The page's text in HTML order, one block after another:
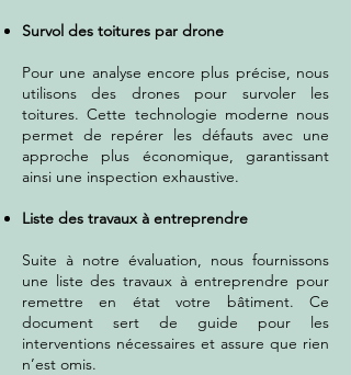
Survol des toitures par drone
Pour une analyse encore plus précise, nous
utilisons des drones pour survoler les
toitures. Cette technologie moderne nous
permet de repérer les défauts avec une
approche plus économique, garantissant
ainsi une inspection exhaustive.
Liste des travaux à entreprendre
Suite à notre évaluation, nous fournissons
une liste des travaux à entreprendre pour
remettre en état votre bâtiment. Ce
document sert de guide pour les
interventions nécessaires et assure que rien
n’est omis.